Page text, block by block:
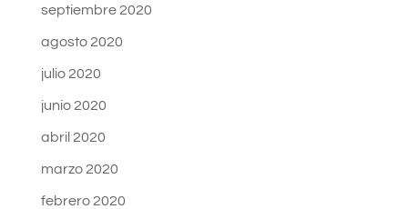
septiembre 2020
agosto 2020
julio 2020
junio 2020
abril 2020
marzo 2020
febrero 2020